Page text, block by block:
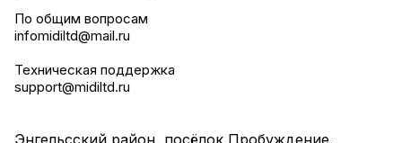
По общим вопросам
infomidiltd@mail.ru
Техническая поддержка
support@midiltd.ru
Энгельсский район, посёлок Пробуждение,